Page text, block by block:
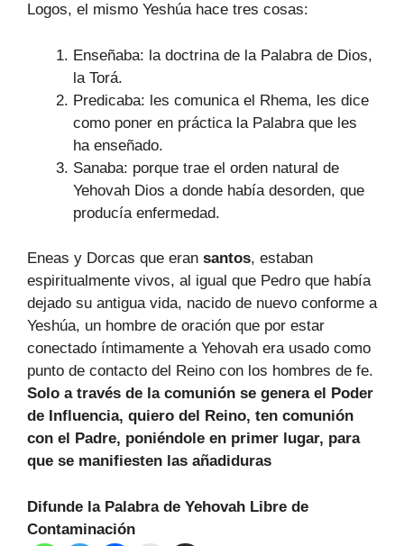
Logos, el mismo Yeshúa hace tres cosas:
Enseñaba: la doctrina de la Palabra de Dios,
la Torá.
Predicaba: les comunica el Rhema, les dice
como poner en práctica la Palabra que les
ha enseñado.
Sanaba: porque trae el orden natural de
Yehovah Dios a donde había desorden, que
producía enfermedad.
Eneas y Dorcas que eran santos, estaban
espiritualmente vivos, al igual que Pedro que había
dejado su antigua vida, nacido de nuevo conforme a
Yeshúa, un hombre de oración que por estar
conectado íntimamente a Yehovah era usado como
punto de contacto del Reino con los hombres de fe.
Solo a través de la comunión se genera el Poder
de Influencia, quiero del Reino, ten comunión
con el Padre, poniéndole en primer lugar, para
que se manifiesten las añadiduras
Difunde la Palabra de Yehovah Libre de
Contaminación